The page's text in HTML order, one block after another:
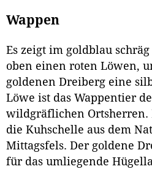
Wappen
Es zeigt im goldblau
oben einen roten Löwen,
goldenen Dreiberg eine
Löwe ist das Wappentier
wildgräflichen Ortsherren.
die Kuhschelle aus dem
Mittagsfels. Der goldene
für das umliegende